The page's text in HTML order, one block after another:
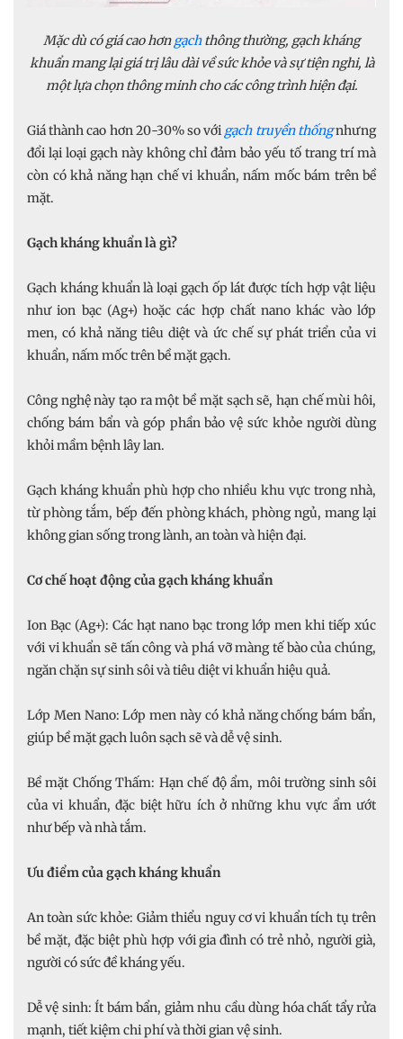
Mặc dù có giá cao hơngạchthông thường, gạch kháng
khuẩn mang lại giá trị lâu dài về sức khỏe và sự tiện nghi, là
một lựa chọn thông minh cho các công trình hiện đại.
Giá thành cao hơn 20-30% so với gạch truyền thốngnhưng
đổi lại loại gạch này không chỉ đảm bảo yếu tố trang trí mà
còn có khả năng hạn chế vi khuẩn, nấm mốc bám trên bề
mặt.
Gạch kháng khuẩn là gì?
Gạch kháng khuẩn là loại gạch ốp lát được tích hợp vật liệu
như ion bạc (Ag+) hoặc các hợp chất nano khác vào lớp
men, có khả năng tiêu diệt và ức chế sự phát triển của vi
khuẩn, nấm mốc trên bề mặt gạch.
Công nghệ này tạo ra một bề mặt sạch sẽ, hạn chế mùi hôi,
chống bám bẩn và góp phần bảo vệ sức khỏe người dùng
khỏi mầm bệnh lây lan.
Gạch kháng khuẩn phù hợp cho nhiều khu vực trong nhà,
từ phòng tắm, bếp đến phòng khách, phòng ngủ, mang lại
không gian sống trong lành, an toàn và hiện đại.
Cơ chế hoạt động của gạch kháng khuẩn
Ion Bạc (Ag+): Các hạt nano bạc trong lớp men khi tiếp xúc
với vi khuẩn sẽ tấn công và phá vỡ màng tế bào của chúng,
ngăn chặn sự sinh sôi và tiêu diệt vi khuẩn hiệu quả.
Lớp Men Nano: Lớp men này có khả năng chống bám bẩn,
giúp bề mặt gạch luôn sạch sẽ và dễ vệ sinh.
Bề mặt Chống Thấm: Hạn chế độ ẩm, môi trường sinh sôi
của vi khuẩn, đặc biệt hữu ích ở những khu vực ẩm ướt
như bếp và nhà tắm.
Ưu điểm của gạch kháng khuẩn
An toàn sức khỏe: Giảm thiểu nguy cơ vi khuẩn tích tụ trên
bề mặt, đặc biệt phù hợp với gia đình có trẻ nhỏ, người già,
người có sức đề kháng yếu.
Dễ vệ sinh: Ít bám bẩn, giảm nhu cầu dùng hóa chất tẩy rửa
mạnh, tiết kiệm chi phí và thời gian vệ sinh.